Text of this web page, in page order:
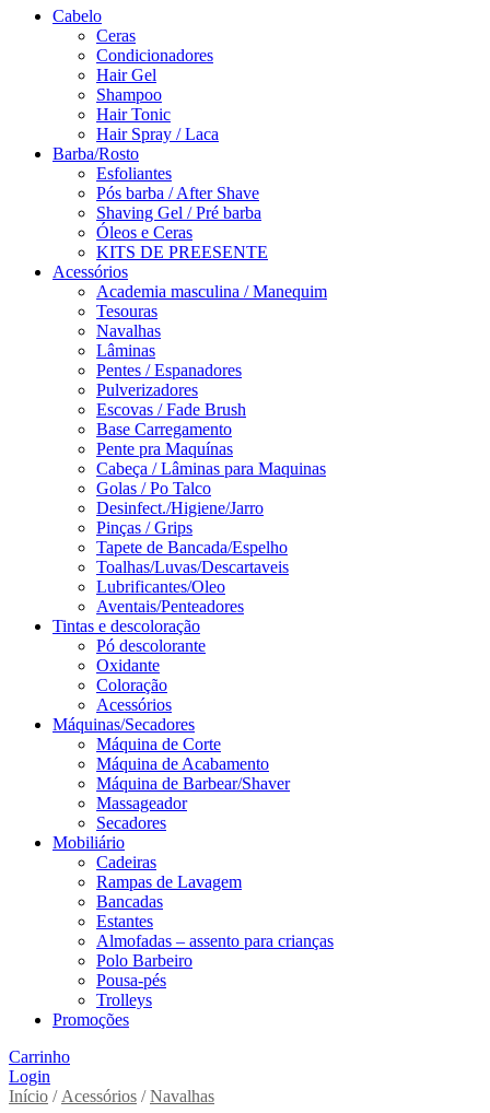
Cabelo
Ceras
Condicionadores
Hair Gel
Shampoo
Hair Tonic
Hair Spray / Laca
Barba/Rosto
Esfoliantes
Pós barba / After Shave
Shaving Gel / Pré barba
Óleos e Ceras
KITS DE PREESENTE
Acessórios
Academia masculina / Manequim
Tesouras
Navalhas
Lâminas
Pentes / Espanadores
Pulverizadores
Escovas / Fade Brush
Base Carregamento
Pente pra Maquínas
Cabeça / Lâminas para Maquinas
Golas / Po Talco
Desinfect./Higiene/Jarro
Pinças / Grips
Tapete de Bancada/Espelho
Toalhas/Luvas/Descartaveis
Lubrificantes/Oleo
Aventais/Penteadores
Tintas e descoloração
Pó descolorante
Oxidante
Coloração
Acessórios
Máquinas/Secadores
Máquina de Corte
Máquina de Acabamento
Máquina de Barbear/Shaver
Massageador
Secadores
Mobiliário
Cadeiras
Rampas de Lavagem
Bancadas
Estantes
Almofadas – assento para crianças
Polo Barbeiro
Pousa-pés
Trolleys
Promoções
Carrinho
Login
Início / Acessórios /Navalhas